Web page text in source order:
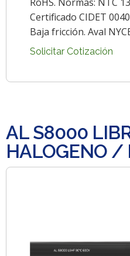
Certificado CIDET
Baja fricción. Aval
Solicitar Cotización
AL S8000
HALOGENO /